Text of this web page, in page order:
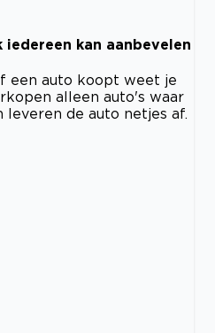
kan aanbevelen
een auto koopt weet je
alleen auto's waar
leveren de auto netjes af.